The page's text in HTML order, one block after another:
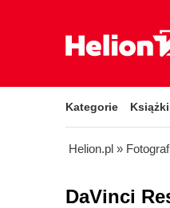
Kategorie Książki
Helion.pl »
DaVinci